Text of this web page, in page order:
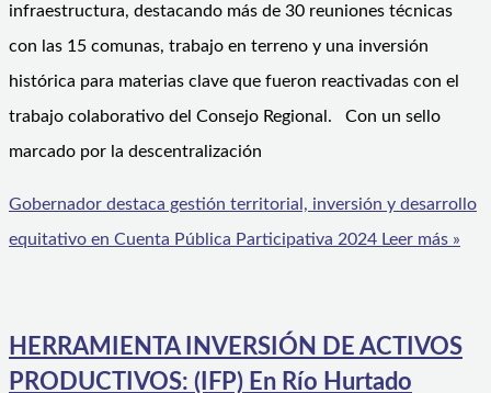
infraestructura, destacando más de 30 reuniones técnicas
con las 15 comunas, trabajo en terreno y una inversión
histórica para materias clave que fueron reactivadas con el
trabajo colaborativo del Consejo Regional. Con un sello
marcado por la descentralización
Gobernador destaca gestión territorial, inversión y desarrollo
equitativo en Cuenta Pública Participativa 2024 Leer más »
HERRAMIENTA INVERSIÓN DE ACTIVOS
PRODUCTIVOS: (IFP) En Río Hurtado